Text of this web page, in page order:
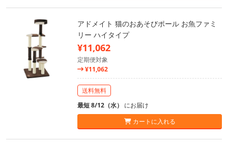
アドメイト 猫のおあそびポール お魚ファミ
リー ハイタイプ
¥11,062
定期便対象
¥11,062
送料無料
最短 8/12（水） にお届け
カートに入れる